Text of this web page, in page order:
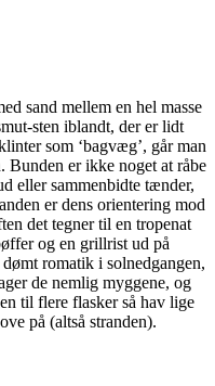
sand mellem en hel masse
sten iblandt, der er lidt
som ‘bagvæg’, går man
Bunden er ikke noget at råbe
eller sammenbidte tænder,
er dens orientering mod
det tegner til en tropenat
og en grillrist ud på
romatik i solnedgangen,
de nemlig myggene, og
til flere flasker så hav lige
på (altså stranden).